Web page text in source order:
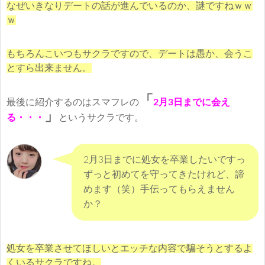
なぜいきなりデートの話が進んでいるのか、謎ですねｗｗ
ｗ
もちろんこいつもサクラですので、デートは愚か、会うこ
とすら出来ません。
最後に紹介するのはスマフレの 「 2月3日までに会え
る・・・
」 というサクラです。
2月3日までに処女を卒業したいですっ
ずっと初めてを守ってきたけれど、諦
めます（笑）手伝ってもらえません
か？
処女を卒業させてほしいとエッチな内容で騙そうとするよ
くいるサクラですね。